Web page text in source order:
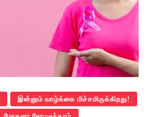
இன்னும் வாழ்க்கை மிச்சமிருக்கிறது!